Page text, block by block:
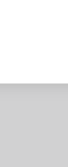
una palestra,
un parrucchiere
E non un tetto
per rendere la
come un sogno,